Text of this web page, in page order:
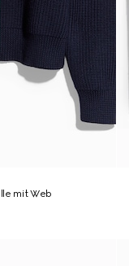
mit Web